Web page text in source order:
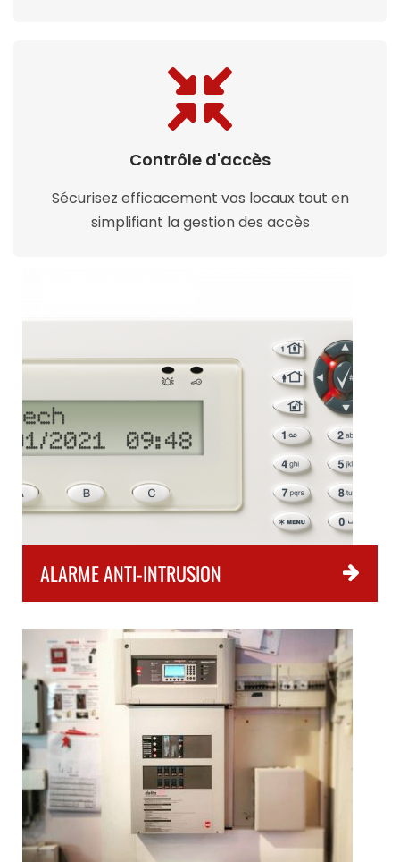
Contrôle d'accès
Sécurisez efficacement vos locaux tout en
simplifiant la gestion des accès
ALARME ANTI-INTRUSION